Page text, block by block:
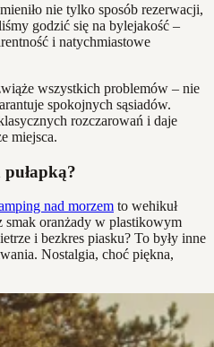
nie tylko sposób rezerwacji,
godzić się na bylejakość –
i natychmiastowe
wszystkich problemów – nie
spokojnych sąsiadów.
rozczarowań i daje
miejsca.
nad morzem to wehikuł
smak oranżady w plastikowym
i bezkres piasku? To były inne
Nostalgia, choć piękna,